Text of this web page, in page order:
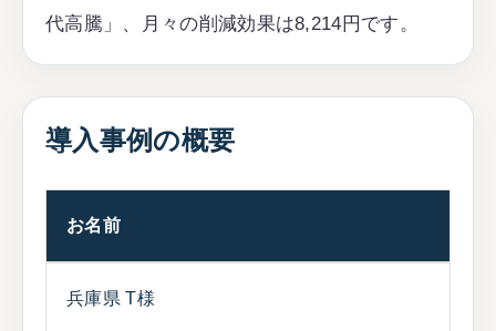
代高騰」、月々の削減効果は8,214円です。
導入事例の概要
お名前
兵庫県 T様